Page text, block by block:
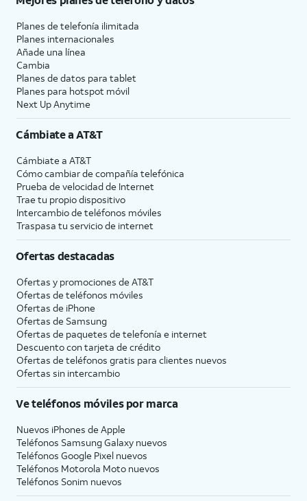
Planes de telefonía ilimitada
Planes internacionales
Añade una línea
Cambia
Planes de datos para tablet
Planes para hotspot móvil
Next Up Anytime
Cámbiate aAT&T
Cámbiate a AT&T
Cómo cambiar de compañía telefónica
Prueba de velocidad de Internet
Trae tu propio dispositivo
Intercambio de teléfonos móviles
Traspasa tu servicio de internet
Ofertas destacadas
Ofertas y promociones de AT&T
Ofertas de teléfonos móviles
Ofertas de iPhone
Ofertas de Samsung
Ofertas de paquetes de telefonía e internet
Descuento con tarjeta de crédito
Ofertas de teléfonos gratis para clientes nuevos
Ofertas sin intercambio
Ve teléfonos móviles por marca
Nuevos iPhones de Apple
Teléfonos Samsung Galaxy nuevos
Teléfonos Google Pixel nuevos
Teléfonos Motorola Moto nuevos
Teléfonos Sonim nuevos